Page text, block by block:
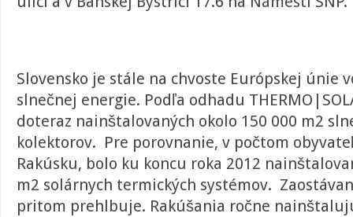
Slovensko je stále na chvoste Európskej únie
slnečnej energie. Podľa odhadu
doteraz nainštalovaných okolo 150 000 m2
kolektorov. Pre porovnanie, v počtom
Rakúsku, bolo ku koncu roka 2012
m2 solárnych termických systémov.
pritom prehlbuje. Rakúšania ročne